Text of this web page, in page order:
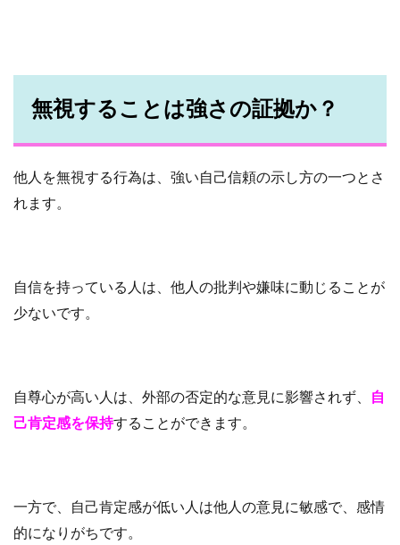
無視することは強さの証拠か？
他人を無視する行為は、強い自己信頼の示し方の一つとさ
れます。
自信を持っている人は、他人の批判や嫌味に動じることが
少ないです。
自尊心が高い人は、外部の否定的な意見に影響されず、
自
己肯定感を保持することができます。
一方で、自己肯定感が低い人は他人の意見に敏感で、感情
的になりがちです。